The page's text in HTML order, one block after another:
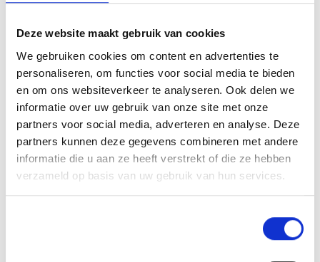
Deze website maakt gebruik van cookies
We gebruiken cookies om content en advertenties te
personaliseren, om functies voor social media te bieden
en om ons websiteverkeer te analyseren. Ook delen we
informatie over uw gebruik van onze site met onze
partners voor social media, adverteren en analyse. Deze
partners kunnen deze gegevens combineren met andere
informatie die u aan ze heeft verstrekt of die ze hebben
verzameld op basis van uw gebruik van hun services.